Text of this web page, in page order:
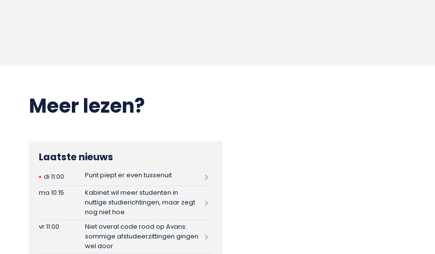
Meer lezen?
Laatste nieuws
di 11:00
Punt piept er even tussenuit
ma 10:15
Kabinet wil meer studenten in
nuttige studierichtingen, maar zegt
nog niet hoe
vr 11:00
Niet overal code rood op Avans:
sommige afstudeerzittingen gingen
wel door